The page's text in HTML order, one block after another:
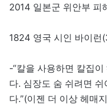
2014 일본군 위안부 피
1824 영국 시인 바이런
-“칼을 사용하면 칼집
다. 심장도 숨 쉬려면
다.”(이젠 더 이상 헤매